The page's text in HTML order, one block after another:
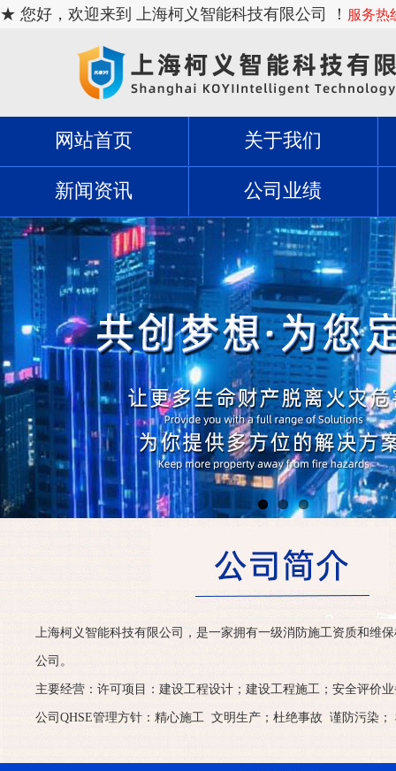
★ 您好，欢迎来到 上海柯义智能科技有限公司 ！ 服务热
网站首页 关于我们
新闻资讯 公司业绩
上海柯义智能科技有限公司，是一家拥有一级消防施工资质和维
公司。
主要经营：许可项目：建设工程设计；建设工程施工；安全评价
公司QHSE管理方针：精心施工 文明生产；杜绝事故 谨防污染